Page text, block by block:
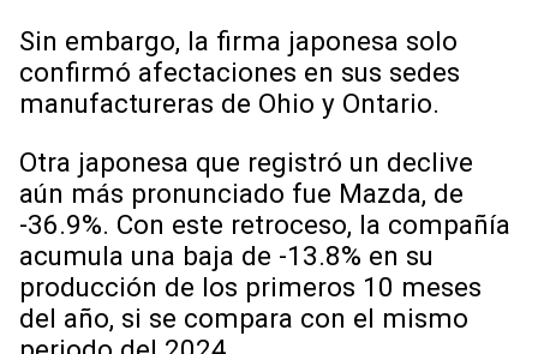
Sin embargo, la firma japonesa solo
confirmó afectaciones en sus sedes
manufactureras de Ohio y Ontario.
Otra japonesa que registró un declive
aún más pronunciado fue Mazda, de
-36.9%. Con este retroceso, la compañía
acumula una baja de -13.8% en su
producción de los primeros 10 meses
del año, si se compara con el mismo